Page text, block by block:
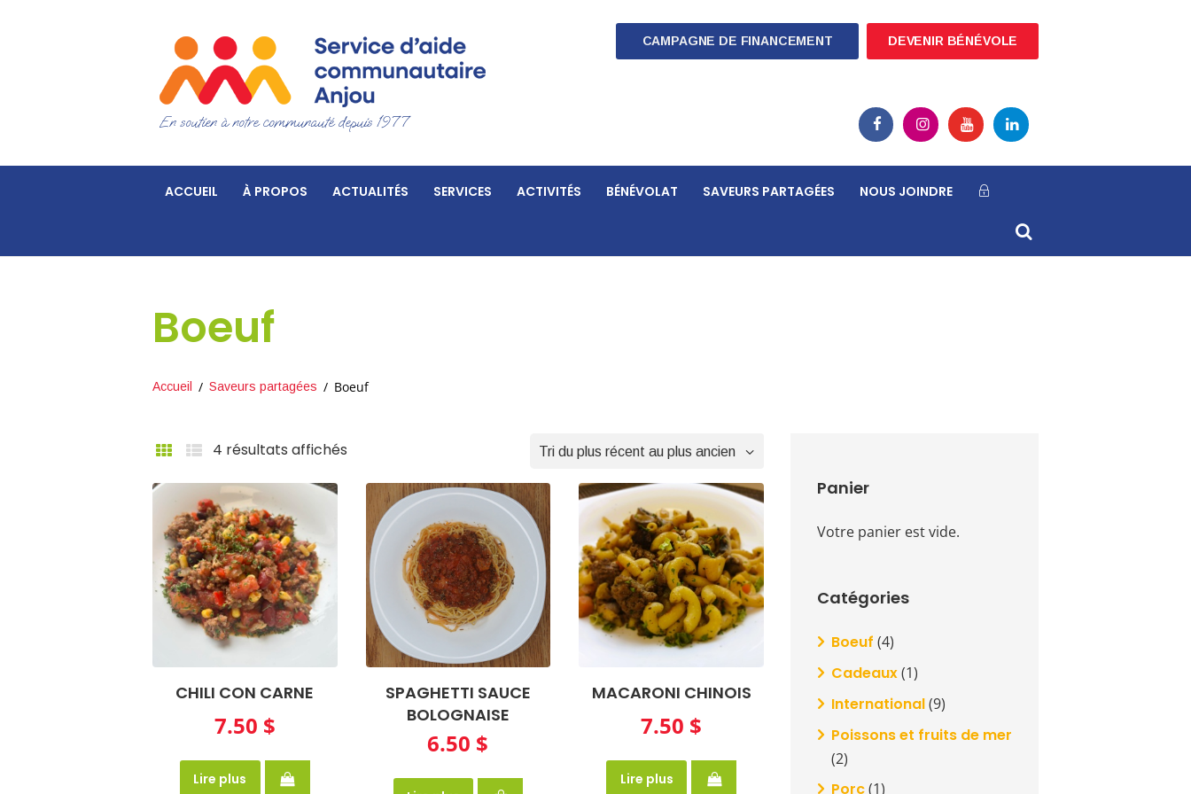
En soutien à notre communauté depuis 1977
CAMPAGNE DE FINANCEMENT DEVENIR BÉNÉVOLE
ACCUEIL À PROPOS ACTUALITÉS SERVICES ACTIVITÉS BÉNÉVOLAT SAVEURS PARTAGÉES NOUS JOINDRE
Boeuf
Accueil Saveurs partagées Boeuf
4 résultats affichés
récent
plus
ancien
CHILI CON CARNE
7.50 $
Lire plus
SPAGHETTI SAUCE
BOLOGNAISE
6.50 $
MACARONI CHINOIS
7.50 $
Lire plus
Panier
Votre panier est vide.
Catégories
Boeuf (4)
Cadeaux(1)
International(9)
Poissons et fruits de mer
(2)
Porc(1)